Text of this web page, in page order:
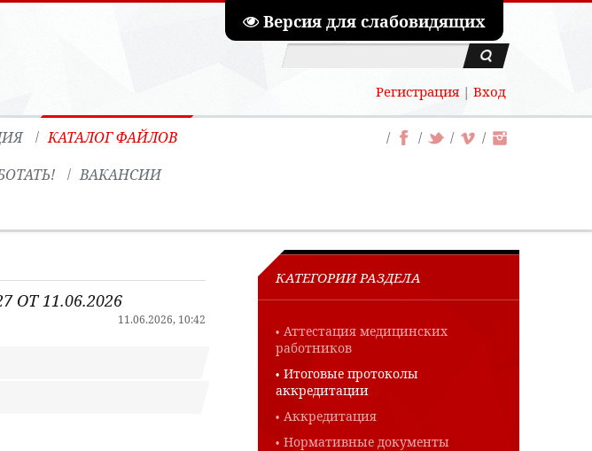
Версия для слабовидящих
Регистрация| Вход
КАТАЛОГ ФАЙЛОВ
ВАКАНСИИ
11.06.2026
11.06.2026, 10:42
КАТЕГОРИИ РАЗДЕЛА
Аттестация медицинских
работников
Итоговые протоколы
аккредитации
Аккредитация
Нормативные документы